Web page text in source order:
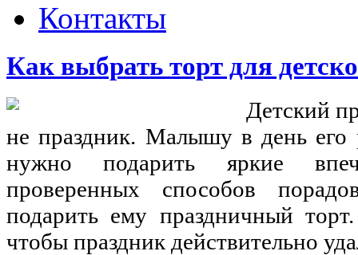
Контакты
Как выбрать торт для
Детский
не праздник. Малышу в день его
нужно подарить яркие
проверенных способов
подарить ему праздничный
чтобы праздник действительно